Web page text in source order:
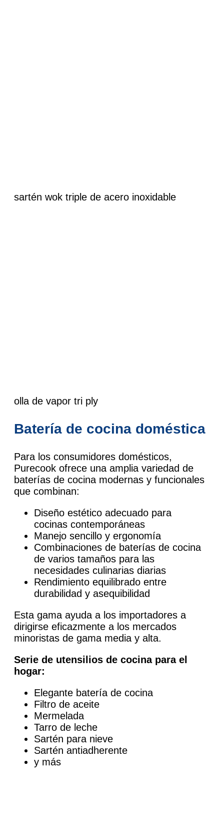
sartén wok triple de acero inoxidable
olla de vapor tri ply
Batería de cocina doméstica
Para los consumidores domésticos,
Purecook ofrece una amplia variedad de
baterías de cocina modernas y funcionales
que combinan:
Diseño estético adecuado para
cocinas contemporáneas
Manejo sencillo y ergonomía
Combinaciones de baterías de cocina
de varios tamaños para las
necesidades culinarias diarias
Rendimiento equilibrado entre
durabilidad y asequibilidad
Esta gama ayuda a los importadores a
dirigirse eficazmente a los mercados
minoristas de gama media y alta.
Serie de utensilios de cocina para el
hogar:
Elegante batería de cocina
Filtro de aceite
Mermelada
Tarro de leche
Sartén para nieve
Sartén antiadherente
y más